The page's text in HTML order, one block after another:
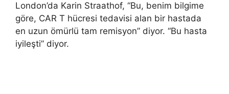
London’da Karin Straathof, “Bu, benim bilgime
göre, CAR T hücresi tedavisi alan bir hastada
en uzun ömürlü tam remisyon” diyor. “Bu hasta
iyileşti” diyor.